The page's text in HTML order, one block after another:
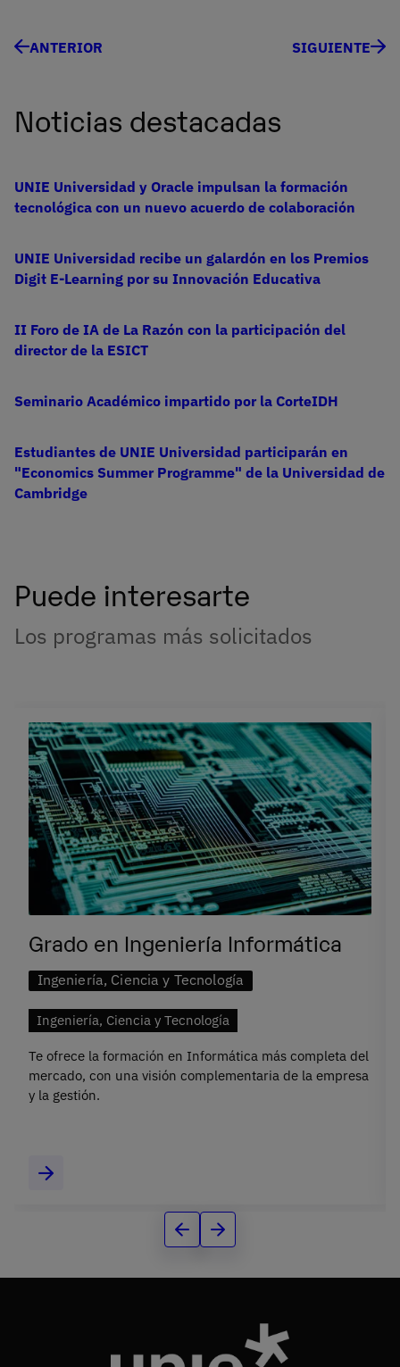
ANTERIOR SIGUIENTE
Noticias destacadas
UNIE Universidad y Oracle impulsan la formación
tecnológica con un nuevo acuerdo de colaboración
UNIE Universidad recibe un galardón en los Premios
Digit E-Learning por su Innovación Educativa
II Foro de IA de La Razón con la participación del
director de la ESICT
Seminario Académico impartido por la CorteIDH
Estudiantes de UNIE Universidad participarán en
"Economics Summer Programme" de la Universidad de
Cambridge
Puede interesarte
Los programas más solicitados
Grado en Ingeniería Informática
Ingeniería, Ciencia y Tecnología
Ingeniería, Ciencia y Tecnología
Te ofrece la formación en Informática más completa del
mercado, con una visión complementaria de la empresa
y la gestión.